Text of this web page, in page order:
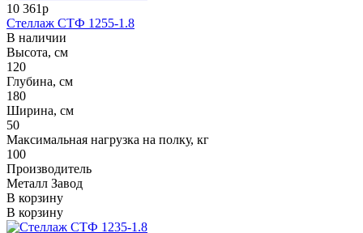
10 361р
Стеллаж СТФ 1255-1.8
В наличии
Высота, см
120
Глубина, см
180
Ширина, см
50
Максимальная нагрузка на полку, кг
100
Производитель
Металл Завод
В корзину
В корзину